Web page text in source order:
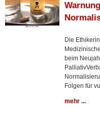
Die
beim
Folgen für
mehr ...